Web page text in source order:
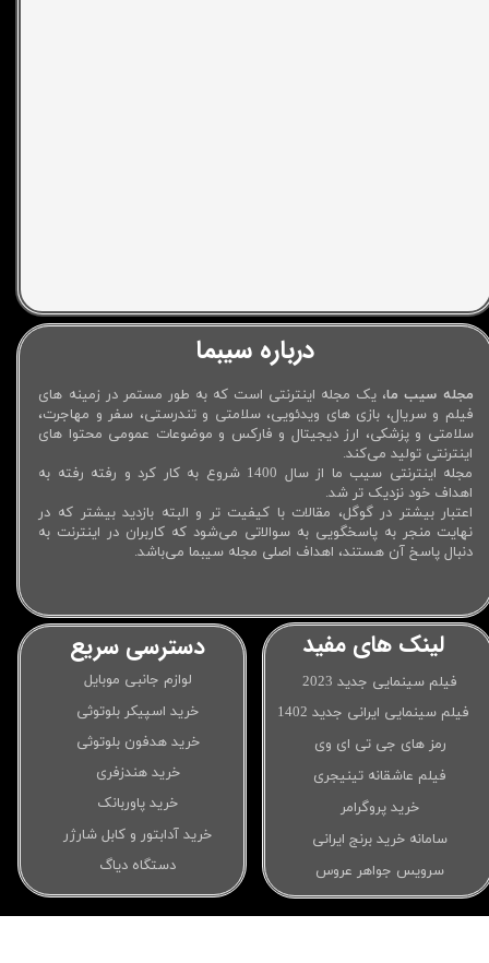
درباره سیبما
مجله سیب ما، یک مجله اینترنتی است که به طور مستمر در زمینه های
فیلم و سریال، بازی های ویدئویی، سلامتی و تندرستی، سفر و مهاجرت،
سلامتی و پزشکی، ارز دیجیتال و فارکس و موضوعات عمومی محتوا های
اینترنتی تولید می‌کند.
مجله اینترنتی سیب ما از سال 1400 شروع به کار کرد و رفته رفته به
اهداف خود نزدیک تر شد.
اعتبار بیشتر در گوگل، مقالات با کیفیت تر و البته بازدید بیشتر که در
نهایت منجر به پاسخگویی به سوالاتی می‌شود که کاربران در اینترنت به
دنبال پاسخ آن هستند، اهداف اصلی مجله سیبما می‌باشد.
دسترسی سریع
لوازم جانبی موبایل
خرید اسپیکر بلوتوثی
خرید هدفون بلوتوثی
خرید هندزفری
خرید پاوربانک
خرید آدابتور و کابل شارژر
دستگاه دیاگ
لینک های مفید
فیلم سینمایی جدید 2023
فیلم سینمایی ایرانی جدید 1402
رمز های جی تی ای وی
فیلم عاشقانه تینیجری
خرید پروگرامر
سامانه خرید برنج ایرانی
سرویس جواهر عروس